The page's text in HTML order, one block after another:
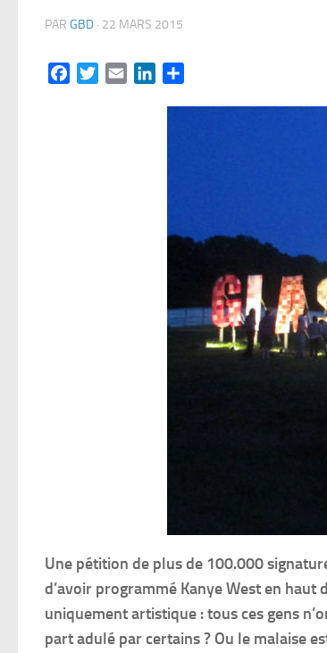
PAR GBD · 22 MARS 2015
FacebookTwitterEmail LinkedIn
Une pétition de plus de 100.000
d’avoir programmé Kanye West en haut
uniquement artistique : tous ces gens
part adulé par certains ? Ou le malaise